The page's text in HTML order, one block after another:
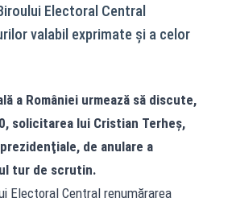
Electoral Central
valabil exprimate şi a celor
a României urmează să discute,
solicitarea lui Cristian Terheş,
de anulare a
tur de scrutin.
Electoral Central renumărarea